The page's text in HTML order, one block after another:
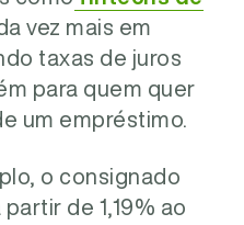
vez mais em
taxas de juros
para quem quer
um empréstimo.
o consignado
de 1,19% ao